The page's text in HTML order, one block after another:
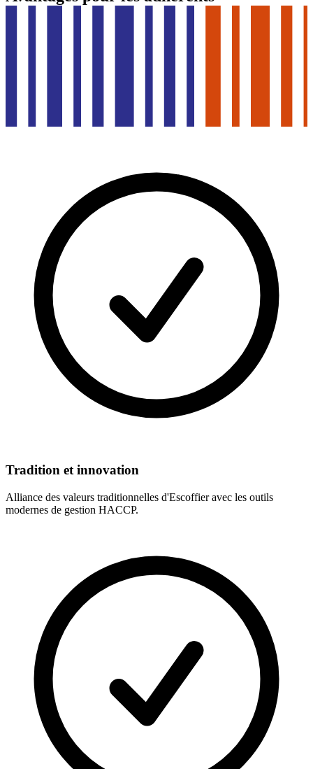
Tradition et innovation
Alliance des valeurs traditionnelles d'Escoffier avec les outils
modernes de gestion HACCP.